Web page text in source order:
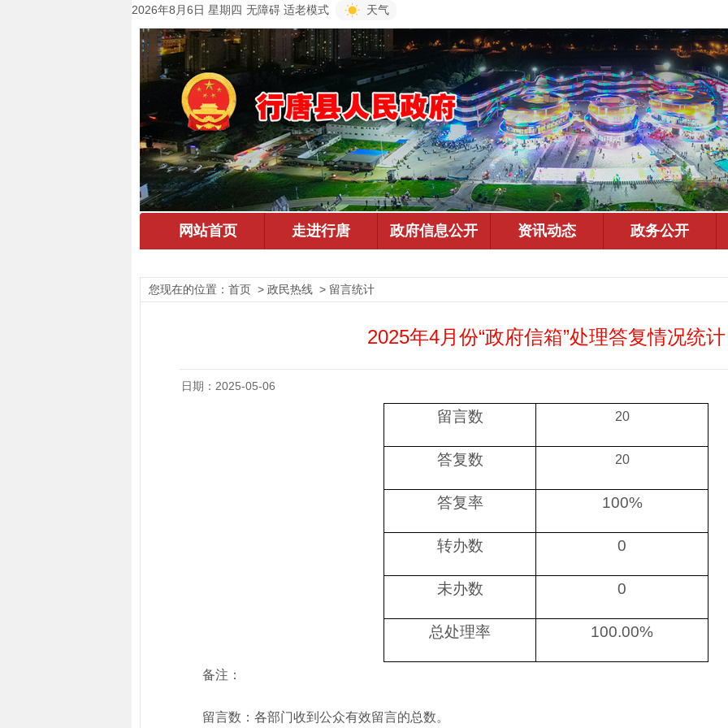
2026年8月6日 星期四 无障碍 适老模式 天气
您现在的位置： 首页 > 政民热线 > 留言统计
2025年4月份“政府信箱”处理答复情况统计
日期：2025-05-06
留言数 20
答复数 20
答复率 100%
转办数 0
未办数 0
总处理率 100.00%
备注：
留言数：各部门收到公众有效留言的总数。